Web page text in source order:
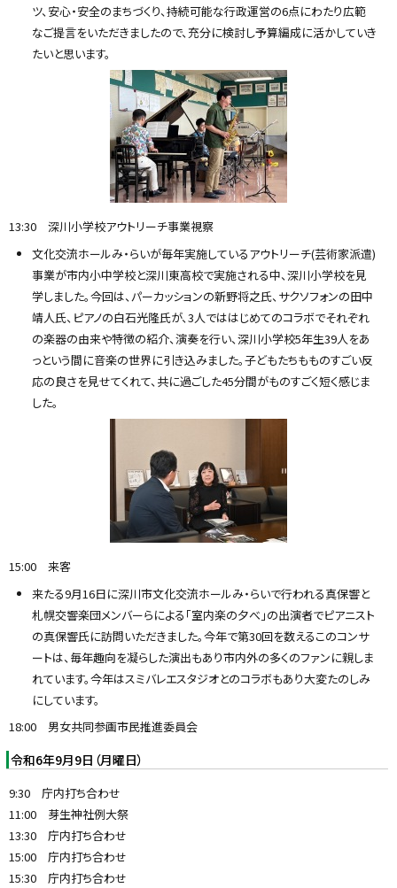
ツ、安心・安全のまちづくり、持続可能な行政運営の6点にわたり広範
なご提言をいただきましたので、充分に検討し予算編成に活かしていき
たいと思います。
13:30 深川小学校アウトリーチ事業視察
文化交流ホールみ・らいが毎年実施しているアウトリーチ(芸術家派遣)
事業が市内小中学校と深川東高校で実施される中、深川小学校を見
学しました。今回は、パーカッションの新野将之氏、サクソフォンの田中
靖人氏、ピアノの白石光隆氏が、3人でははじめてのコラボでそれぞれ
の楽器の由来や特徴の紹介、演奏を行い、深川小学校5年生39人をあ
っという間に音楽の世界に引き込みました。子どもたちもものすごい反
応の良さを見せてくれて、共に過ごした45分間がものすごく短く感じま
した。
15:00 来客
来たる9月16日に深川市文化交流ホールみ・らいで行われる真保響と
札幌交響楽団メンバーらによる「室内楽の夕べ」の出演者でピアニスト
の真保響氏に訪問いただきました。今年で第30回を数えるこのコンサ
ートは、毎年趣向を凝らした演出もあり市内外の多くのファンに親しま
れています。今年はスミバレエスタジオとのコラボもあり大変たのしみ
にしています。
18:00 男女共同参画市民推進委員会
令和6年9月9日（月曜日）
9:30 庁内打ち合わせ
11:00 芽生神社例大祭
13:30 庁内打ち合わせ
15:00 庁内打ち合わせ
15:30 庁内打ち合わせ